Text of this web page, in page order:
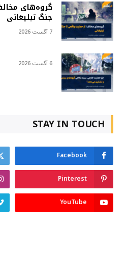
گروه‌های
جنگ تبلیغاتی
7 آگست 2026
6 آگست 2026
STAY IN TOUCH
Facebook
Pinterest
YouTube